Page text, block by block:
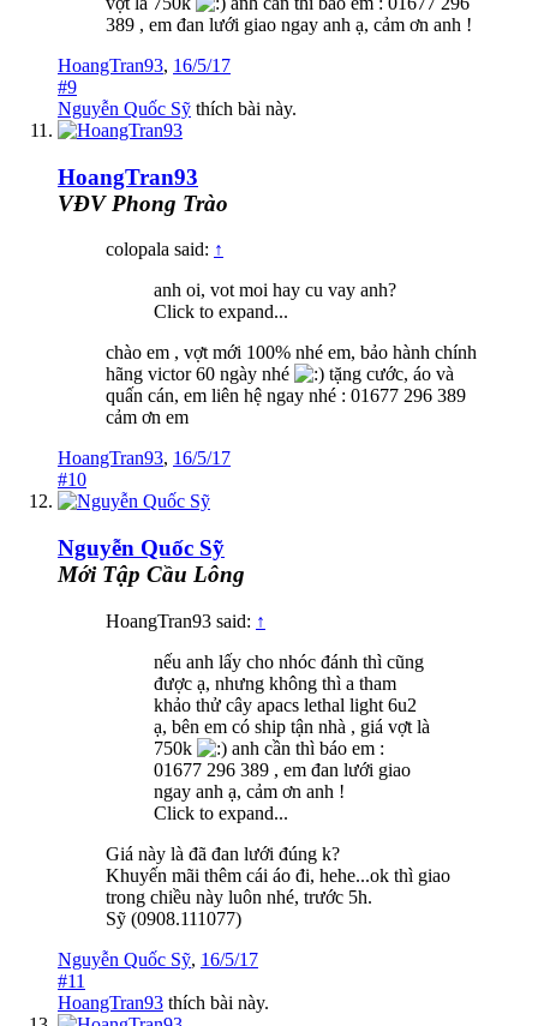
389 , em đan lưới giao ngay anh ạ, cảm ơn anh !
HoangTran93, 16/5/17
#9
Nguyễn Quốc Sỹ thích bài này.
HoangTran93
VĐV Phong Trào
colopala said: ↑
anh oi, vot moi hay cu vay anh?
Click to expand...
chào em , vợt mới 100% nhé em, bảo hành chính
hãng victor 60 ngày nhé
tặng cước, áo và
quấn cán, em liên hệ ngay nhé : 01677 296 389
cảm ơn em
HoangTran93, 16/5/17
#10
Nguyễn Quốc Sỹ
Mới Tập Cầu Lông
HoangTran93 said: ↑
nếu anh lấy cho nhóc đánh thì cũng
được ạ, nhưng không thì a tham
khảo thử cây apacs lethal light 6u2
ạ, bên em có ship tận nhà , giá vợt là
750k
anh cần thì báo em :
01677 296 389 , em đan lưới giao
ngay anh ạ, cảm ơn anh !
Click to expand...
Giá này là đã đan lưới đúng k?
Khuyến mãi thêm cái áo đi, hehe...ok thì giao
trong chiều này luôn nhé, trước 5h.
Sỹ (0908.111077)
Nguyễn Quốc Sỹ, 16/5/17
#11
HoangTran93 thích bài này.